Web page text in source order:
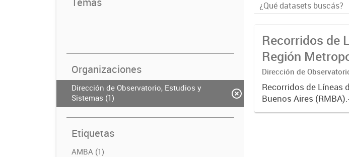
Organizaciones
Dirección de Observatorio, Estudios y
Sistemas (1)
Etiquetas
AMBA (1)
Recorridos de
Región
(RMBA)
Dirección de
Recorridos de Líneas
Buenos Aires